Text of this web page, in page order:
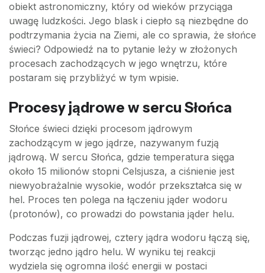
obiekt astronomiczny, który od wieków przyciąga
uwagę ludzkości. Jego blask i ciepło są niezbędne do
podtrzymania życia na Ziemi, ale co sprawia, że słońce
świeci? Odpowiedź na to pytanie leży w złożonych
procesach zachodzących w jego wnętrzu, które
postaram się przybliżyć w tym wpisie.
Procesy jądrowe w sercu Słońca
Słońce świeci dzięki procesom jądrowym
zachodzącym w jego jądrze, nazywanym fuzją
jądrową. W sercu Słońca, gdzie temperatura sięga
około 15 milionów stopni Celsjusza, a ciśnienie jest
niewyobrażalnie wysokie, wodór przekształca się w
hel. Proces ten polega na łączeniu jąder wodoru
(protonów), co prowadzi do powstania jąder helu.
Podczas fuzji jądrowej, cztery jądra wodoru łączą się,
tworząc jedno jądro helu. W wyniku tej reakcji
wydziela się ogromna ilość energii w postaci